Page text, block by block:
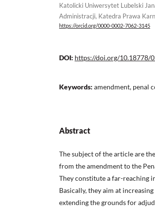
Katolicki Uniwersytet Lubelski
Administracji, Katedra Prawa
https://orcid.org/0000-0002-7062-3145
DOI: https://doi.org/10.18778/
Keywords: amendment, penal
Abstract
The subject of the article are
from the amendment to the
They constitute a far-reaching
Basically, they aim at
extending the grounds for